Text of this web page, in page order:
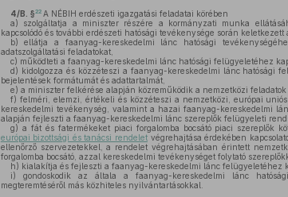
4/B. §22 A NÉBIH erdészeti igazgatási feladatai körében
a) szolgáltatja a miniszter részére a kormányzati munka
kapcsolódó és további erdészeti hatósági tevékenysége során keletkezett
b) ellátja a faanyag-kereskedelmi lánc hatósági
adatszolgáltatási feladatokat,
c) működteti a faanyag-kereskedelmi lánc hatósági felügyeletéhez
d) kidolgozza és közzéteszi a faanyag-kereskedelmi lánc hatósági
bejelentések formátumát és adattartalmát,
e) a miniszter felkérése alapján közreműködik a nemzetközi feladatok
f) felméri, elemzi, értékeli és közzéteszi a nemzetközi, európai
kereskedelmi tevékenység, valamint a hazai faanyag-kereskedelmi
alapján fejleszti a faanyag-kereskedelmi lánc szereplők felügyeleti
g) a fát és fatermékeket piaci forgalomba bocsátó piaci szereplők
európai bizottsági és tanácsi rendelet végrehajtása érdekében
ellenőrző szervezetekkel, a rendelet végrehajtásában érintett
forgalomba bocsátó, azzal kereskedelmi tevékenységet folytató
h) kialakítja és fejleszti a faanyag-kereskedelmi lánc felügyeletéhez
i) gondoskodik az általa a faanyag-kereskedelmi lánc
megteremtéséről más közhiteles nyilvántartásokkal.